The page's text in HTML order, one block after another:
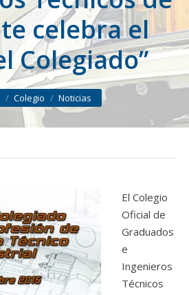
celebra el
Colegiado”
Colegio Noticias
El Colegio
Oficial de
Graduados
e
Ingenieros
Técnicos